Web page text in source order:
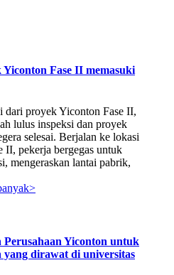
Fase II memasuki
dari proyek Yiconton Fase II,
lulus inspeksi dan proyek
selesai. Berjalan ke lokasi
II, pekerja bergegas untuk
mengeraskan lantai pabrik,
Perusahaan Yiconton untuk
dirawat di universitas